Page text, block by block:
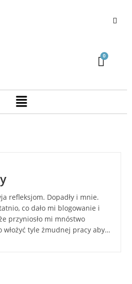
refleksjom. Dopadły i mnie.
co dało mi blogowanie i
przyniosło mi mnóstwo
włożyć tyle żmudnej pracy aby…